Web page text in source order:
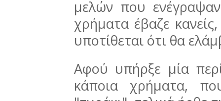
μελών που
χρήματα έβαζε
υποτίθεται ότι θα
Αφού υπήρξε μία
κάποια χρήματα,